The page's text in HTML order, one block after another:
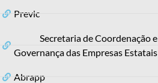
Previc
Secretaria de Coordenação e
Governança das Empresas Estatais
Abrapp